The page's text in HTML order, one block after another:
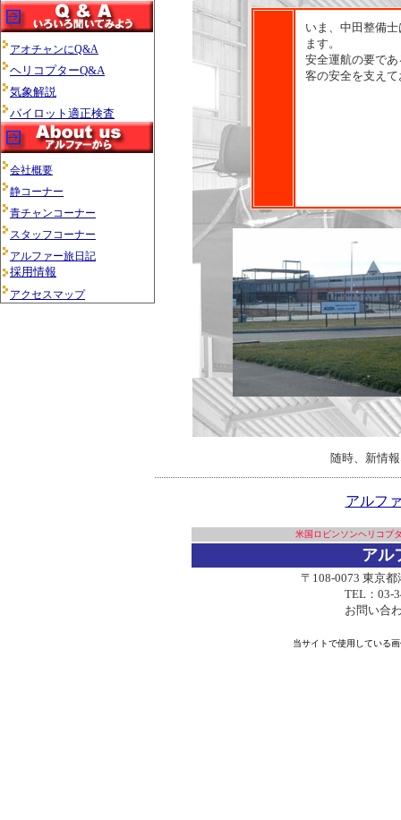
アオチャンにQ&A
ヘリコプターQ&A
気象解説
パイロット適正検査
会社概要
静コーナー
青チャンコーナー
スタッフコーナー
アルファー旅日記
採用情報
アクセスマップ
いま、中田整備
ます。
安全運航の要で
客の安全を支え
随時、新情
アルフ
米国ロビンソンヘリコプ
アル
〒108-0073 東京
TEL：03-
お問い合
当サイトで使用している